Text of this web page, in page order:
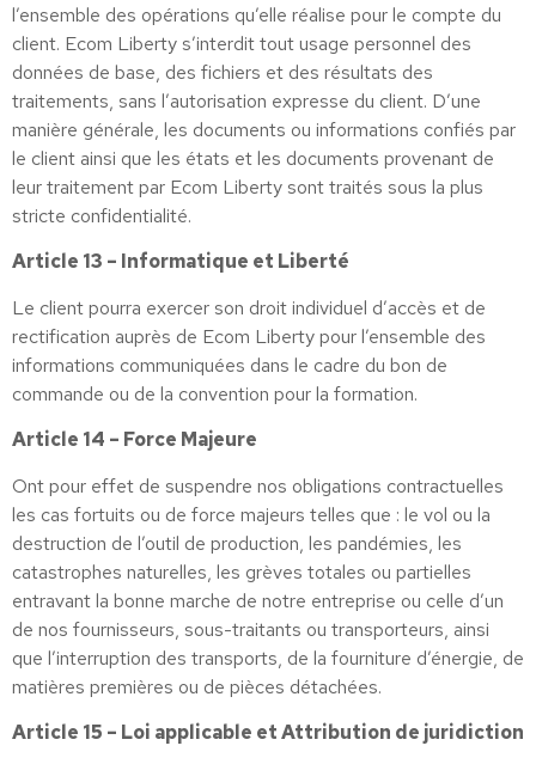
l’ensemble des opérations qu’elle réalise pour le compte du
client. Ecom Liberty s’interdit tout usage personnel des
données de base, des fichiers et des résultats des
traitements, sans l’autorisation expresse du client. D’une
manière générale, les documents ou informations confiés par
le client ainsi que les états et les documents provenant de
leur traitement par Ecom Liberty sont traités sous la plus
stricte confidentialité.
Article 13 – Informatique et Liberté
Le client pourra exercer son droit individuel d’accès et de
rectification auprès de Ecom Liberty pour l’ensemble des
informations communiquées dans le cadre du bon de
commande ou de la convention pour la formation.
Article 14 – Force Majeure
Ont pour effet de suspendre nos obligations contractuelles
les cas fortuits ou de force majeurs telles que : le vol ou la
destruction de l’outil de production, les pandémies, les
catastrophes naturelles, les grèves totales ou partielles
entravant la bonne marche de notre entreprise ou celle d’un
de nos fournisseurs, sous-traitants ou transporteurs, ainsi
que l’interruption des transports, de la fourniture d’énergie, de
matières premières ou de pièces détachées.
Article 15 – Loi applicable et Attribution de juridiction